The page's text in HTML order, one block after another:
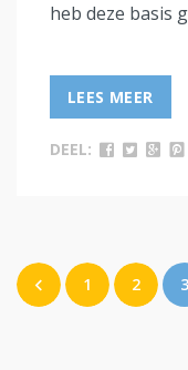
heb deze basis
LEES MEER
DEEL:
1 2 3